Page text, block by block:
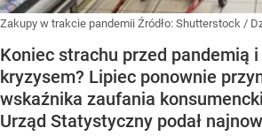
Zakupy w trakcie pandemii Źródło: Shutterstock /
Koniec strachu przed pandemią
kryzysem? Lipiec ponownie
wskaźnika zaufania
Urząd Statystyczny podał